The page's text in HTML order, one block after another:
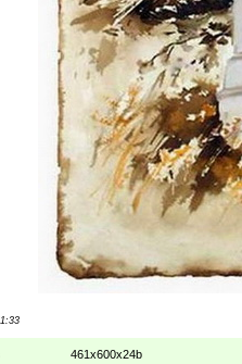
461x600x24b